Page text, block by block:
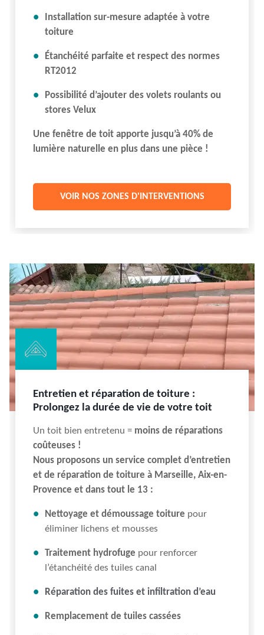
Installation sur-mesure adaptée à votre
toiture
Étanchéité parfaite et respect des normes
RT2012
Possibilité d’ajouter des volets roulants ou
stores Velux
Une fenêtre de toit apporte jusqu’à 40% de
lumière naturelle en plus dans une pièce !
VOIR NOS ZONES D'INTERVENTIONS
Entretien et réparation de toiture :
Prolongez la durée de vie de votre toit
Un toit bien entretenu = moins de réparations
coûteuses !
Nous proposons un service complet d’entretien
et de réparation de toiture à Marseille, Aix-en-
Provence et dans tout le 13 :
Nettoyage et démoussage toiture pour
éliminer lichens et mousses
Traitement hydrofuge pour renforcer
l’étanchéité des tuiles canal
Réparation des fuites et infiltration d’eau
Remplacement de tuiles cassées